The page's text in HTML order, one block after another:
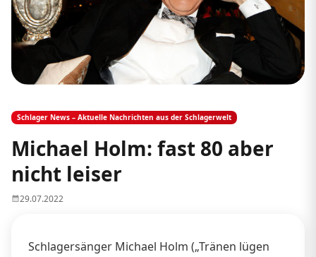
Schlager News – Aktuelle Nachrichten aus der Schlagerwelt
Michael Holm: fast 80 aber
nicht leiser
29.07.2022
Schlagersänger Michael Holm („Tränen lügen